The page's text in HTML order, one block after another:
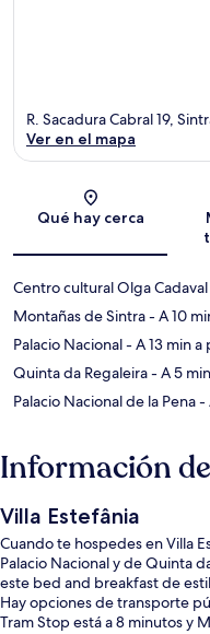
R. Sacadura Cabral 19,
Ver en el mapa
Qué hay cerca
Centro cultural Olga Cadaval
Montañas de Sintra- A 10
Palacio Nacional- A 13 min a
Quinta da Regaleira- A 5
Palacio Nacional de la Pena-
Información
Villa Estefânia
Cuando te hospedes en Villa
Palacio Nacional y de Quinta
este bed and breakfast de
Hay opciones de transporte
Tram Stop está a 8 minutos y